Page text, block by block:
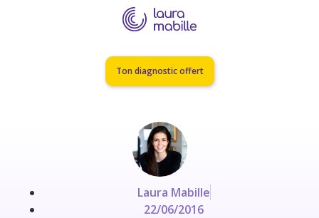
Ton diagnostic offert
Laura Mabille
22/06/2016